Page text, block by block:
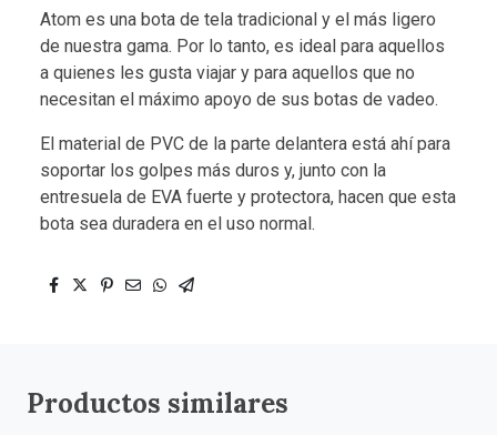
Atom es una bota de tela tradicional y el más ligero
de nuestra gama. Por lo tanto, es ideal para aquellos
a quienes les gusta viajar y para aquellos que no
necesitan el máximo apoyo de sus botas de vadeo.
El material de PVC de la parte delantera está ahí para
soportar los golpes más duros y, junto con la
entresuela de EVA fuerte y protectora, hacen que esta
bota sea duradera en el uso normal.
Productos similares